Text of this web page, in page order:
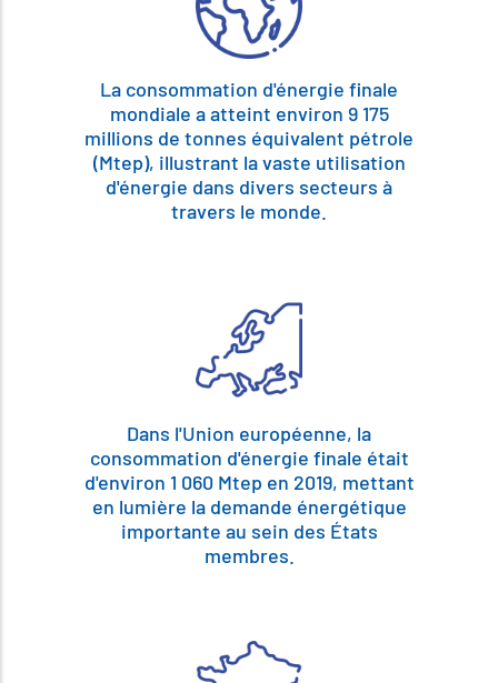
La consommation d'énergie finale
mondiale a atteint environ 9 175
millions de tonnes équivalent pétrole
(Mtep), illustrant la vaste utilisation
d'énergie dans divers secteurs à
travers le monde.
Dans l'Union européenne, la
consommation d'énergie finale était
d'environ 1 060 Mtep en 2019, mettant
en lumière la demande énergétique
importante au sein des États
membres.